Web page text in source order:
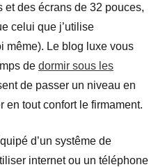
et des écrans de 32 pouces,
celui que j’utilise
même). Le blog luxe vous
de dormir sous les
de passer un niveau en
en tout confort le firmament.
d’un systême de
internet ou un téléphone